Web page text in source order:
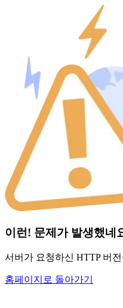
이런! 문제가 발생했네
서버가 요청하신 HTTP 버
홈페이지로 돌아가기